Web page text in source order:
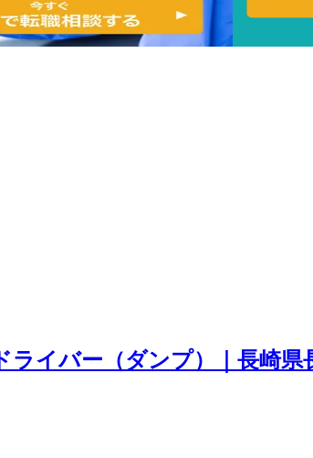
ライバー（ダンプ）｜長崎県